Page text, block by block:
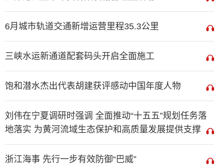
6月城市轨道交通新增运营里程35.3公里
三峡水运新通道配套码头开启全面施工
饱和潜水杰出代表胡建获评感动中国年度人物
刘伟在宁夏调研时强调 全面推动“十五五”规划任务落
地落实 为黄河流域生态保护和高质量发展提供支撑
浙江海事 先行一步有效防御“巴威”